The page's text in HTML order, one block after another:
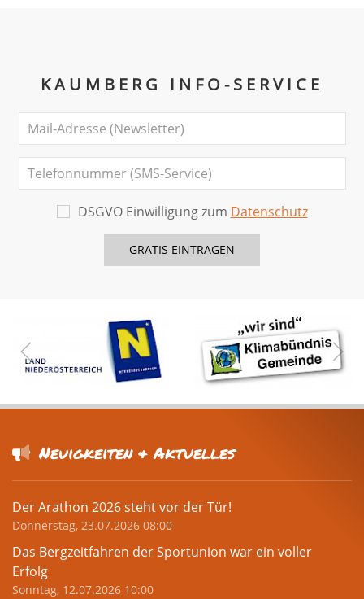
KAUMBERG INFO-SERVICE
DSGVO Einwilligung zum Datenschutz
Neuigkeiten & Aktuelles
Der Arathon 2026 steht vor der Tür!
Donnerstag, 23.07.2026 08:00
Das Bergzeitfahren der Sportunion war ein voller
Erfolg
Sonntag, 12.07.2026 10:00